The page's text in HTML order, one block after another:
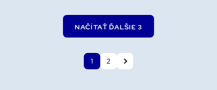
NAČÍTAŤ ĎALŠIE 3
1 2